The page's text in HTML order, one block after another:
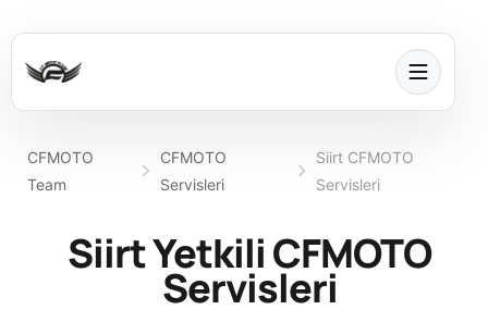
CFMOTO
Team
CFMOTO
Servisleri
Siirt CFMOTO
Servisleri
Siirt Yetkili CFMOTO
Servisleri